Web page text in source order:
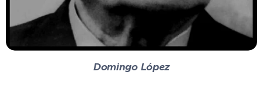
Domingo López